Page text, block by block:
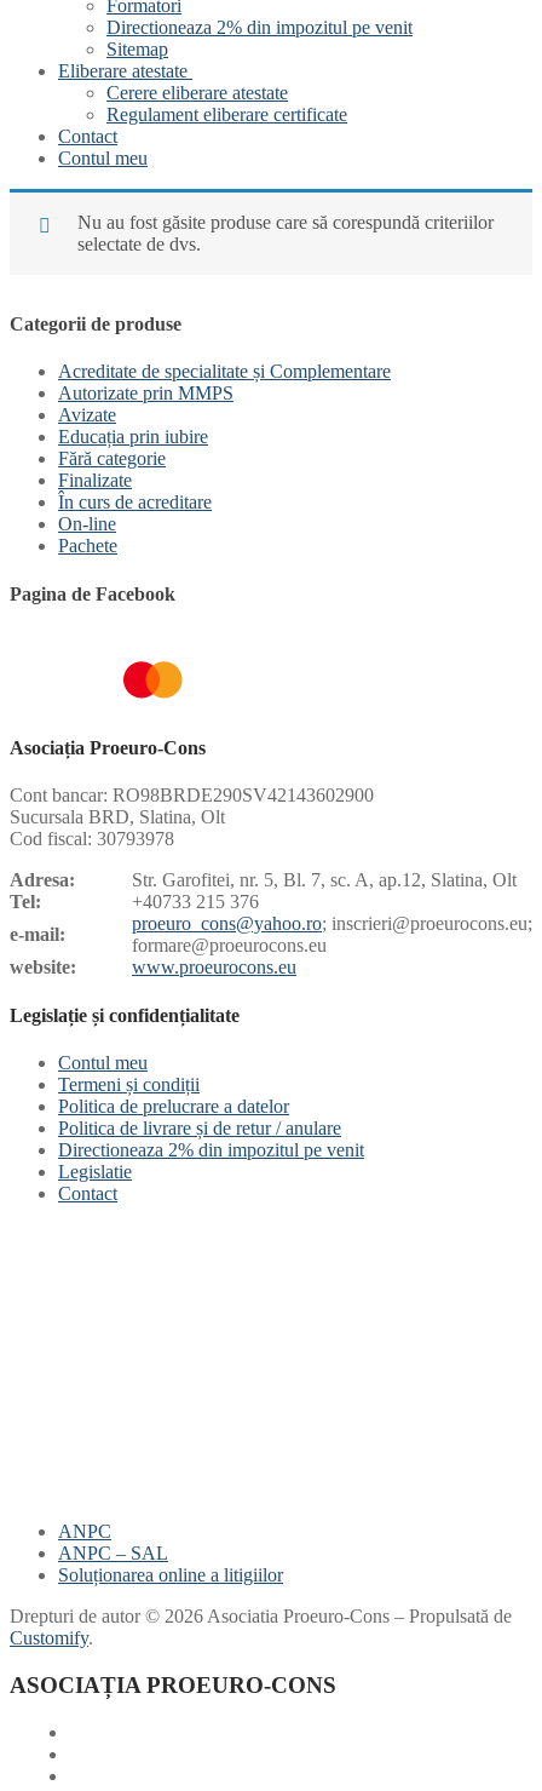
Formatori
Directioneaza 2% din impozitul pe venit
Sitemap
Eliberare atestate
Cerere eliberare atestate
Regulament eliberare certificate
Contact
Contul meu
Nu au fost găsite produse care să corespundă criteriilor
selectate de dvs.
Categorii de produse
Acreditate de specialitate și Complementare
Autorizate prin MMPS
Avizate
Educația prin iubire
Fără categorie
Finalizate
În curs de acreditare
On-line
Pachete
Pagina de Facebook
Asociația Proeuro-Cons
Cont bancar: RO98BRDE290SV42143602900
Sucursala BRD, Slatina, Olt
Cod fiscal: 30793978
Adresa:
Str. Garofitei, nr. 5, Bl. 7, sc. A, ap.12, Slatina, Olt
Tel:
+40733 215 376
e-mail:
proeuro_cons@yahoo.ro; inscrieri@proeurocons.eu;
formare@proeurocons.eu
website:
www.proeurocons.eu
Legislație și confidențialitate
Contul meu
Termeni și condiții
Politica de prelucrare a datelor
Politica de livrare și de retur / anulare
Directioneaza 2% din impozitul pe venit
Legislatie
Contact
ANPC
ANPC – SAL
Soluționarea online a litigiilor
Drepturi de autor © 2026 Asociatia Proeuro-Cons – Propulsată de
Customify.
ASOCIAȚIA PROEURO-CONS